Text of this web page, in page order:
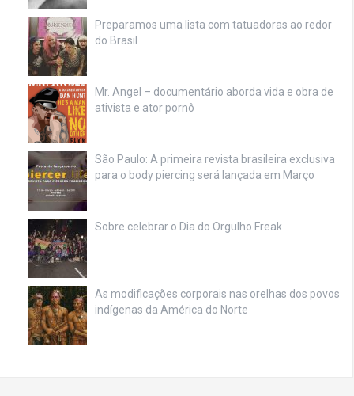
Preparamos uma lista com tatuadoras ao redor
do Brasil
Mr. Angel – documentário aborda vida e obra de
ativista e ator pornô
São Paulo: A primeira revista brasileira exclusiva
para o body piercing será lançada em Março
Sobre celebrar o Dia do Orgulho Freak
As modificações corporais nas orelhas dos povos
indígenas da América do Norte